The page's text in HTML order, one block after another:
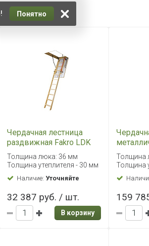
Чердачная лестница
раздвижная Fakro LDK
70х120
Толщина люка: 36 мм
Толщина утеплителя - 30 мм
Наличие:Уточняйте
32 387 руб. / шт.
В корзину
Fakro
Толщина
Толщина
159
Понятно